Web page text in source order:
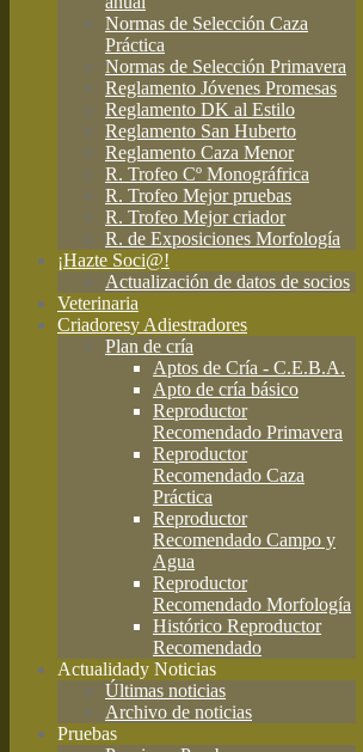
Normas de Selección Caza
Práctica
Normas de Selección Primavera
Reglamento Jóvenes Promesas
Reglamento DK al Estilo
Reglamento San Huberto
Reglamento Caza Menor
R. Trofeo Cº Monográfrica
R. Trofeo Mejor pruebas
R. Trofeo Mejor criador
R. de Exposiciones Morfología
¡Hazte Soci@!
Actualización de datos de socios
Veterinaria
Criadoresy Adiestradores
Plan de cría
Aptos de Cría - C.E.B.A.
Apto de cría básico
Reproductor
Recomendado Primavera
Reproductor
Recomendado Caza
Práctica
Reproductor
Recomendado Campo y
Agua
Reproductor
Recomendado Morfología
Histórico Reproductor
Recomendado
Actualidady Noticias
Últimas noticias
Archivo de noticias
Pruebas